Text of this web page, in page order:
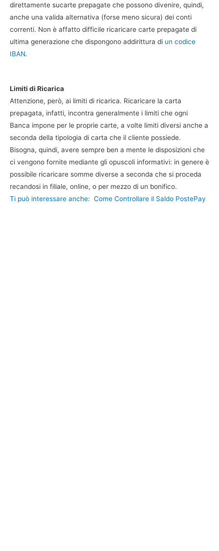
direttamente sucarte prepagate che possono divenire, quindi,
anche una valida alternativa (forse meno sicura) dei conti
correnti. Non è affatto difficile ricaricare carte prepagate di
ultima generazione che dispongono addirittura di un codice
IBAN.
Limiti di Ricarica
Attenzione, però, ai limiti di ricarica. Ricaricare la carta
prepagata, infatti, incontra generalmente i limiti che ogni
Banca impone per le proprie carte, a volte limiti diversi anche a
seconda della tipologia di carta che il cliente possiede.
Bisogna, quindi, avere sempre ben a mente le disposizioni che
ci vengono fornite mediante gli opuscoli informativi: in genere è
possibile ricaricare somme diverse a seconda che si proceda
recandosi in filiale, online, o per mezzo di un bonifico.
Ti può interessare anche: Come Controllare il Saldo PostePay